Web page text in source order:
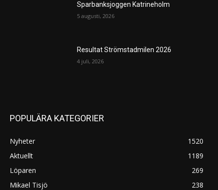
Sparbanksjoggen Katrineholm
5 augusti, 2026
Resultat Strömstadmilen 2026
4 juli, 2026
POPULÄRA KATEGORIER
Nyheter
1520
Aktuellt
1189
Löparen
269
Mikael Tisjö
238